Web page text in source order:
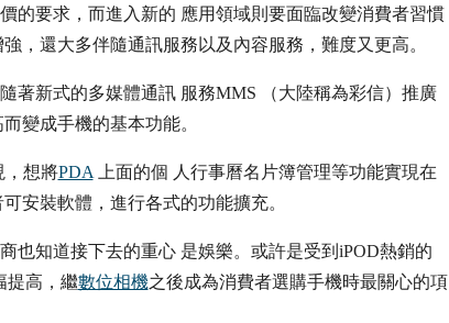
的要求，而進入新的 應用領域則要面臨改變消費者習慣
，還大多伴隨通訊服務以及內容服務，難度又更高。
著新式的多媒體通訊 服務MMS （大陸稱為彩信）推廣
變成手機的基本功能。
，想將PDA 上面的個 人行事曆名片簿管理等功能實現在
安裝軟體，進行各式的功能擴充。
也知道接下去的重心 是娛樂。或許是受到iPOD熱銷的
提高，繼數位相機之後成為消費者選購手機時最關心的項